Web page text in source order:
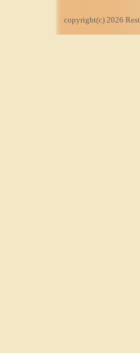
copyright(c) 2026